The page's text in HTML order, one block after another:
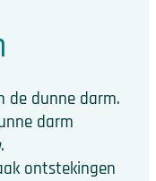
de dunne darm.
darm
.
ontstekingen